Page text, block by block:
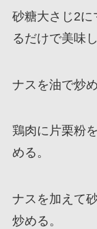
砂糖大さじ2に
るだけで美味し
ナスを油で炒
鶏肉に片栗粉
める。
ナスを加えて
炒める。